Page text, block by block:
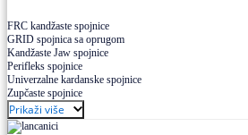
FRC kandžaste spojnice
GRID spojnica sa oprugom
Kandžaste Jaw spojnice
Perifleks spojnice
Univerzalne kardanske spojnice
Zupčaste spojnice
Prikaži više